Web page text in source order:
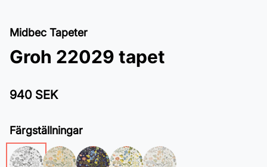
Midbec Tapeter
Groh 22029 tapet
940 SEK
Färgställningar